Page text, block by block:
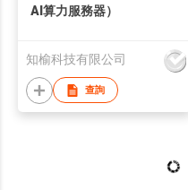
AI算力服務器）
知榆科技有限公司
查詢